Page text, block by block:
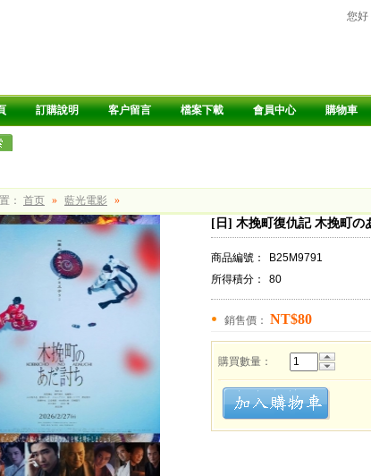
您好
訂購說明 客户留言 檔案下載 會員中心 購物車
： 首页 » 藍光電影 »
[日] 木挽町復仇記 木挽町の
商品編號： B25M9791
所得積分：
80
銷售價： NT$80
購買數量：